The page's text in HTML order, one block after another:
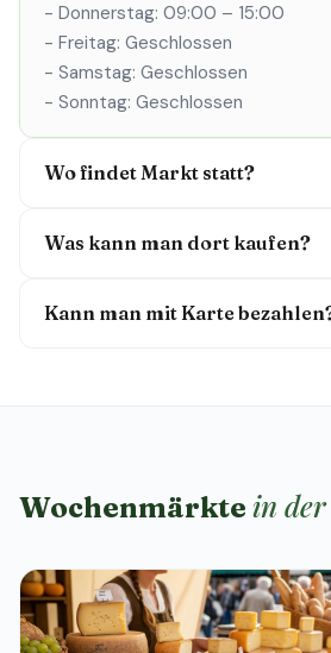
- Donnerstag: 09:00 – 15:00
- Freitag: Geschlossen
- Samstag: Geschlossen
- Sonntag: Geschlossen
Wo findet Markt statt?
Was kann man dort kaufen?
Kann man mit Karte
Wochenmärkte in der